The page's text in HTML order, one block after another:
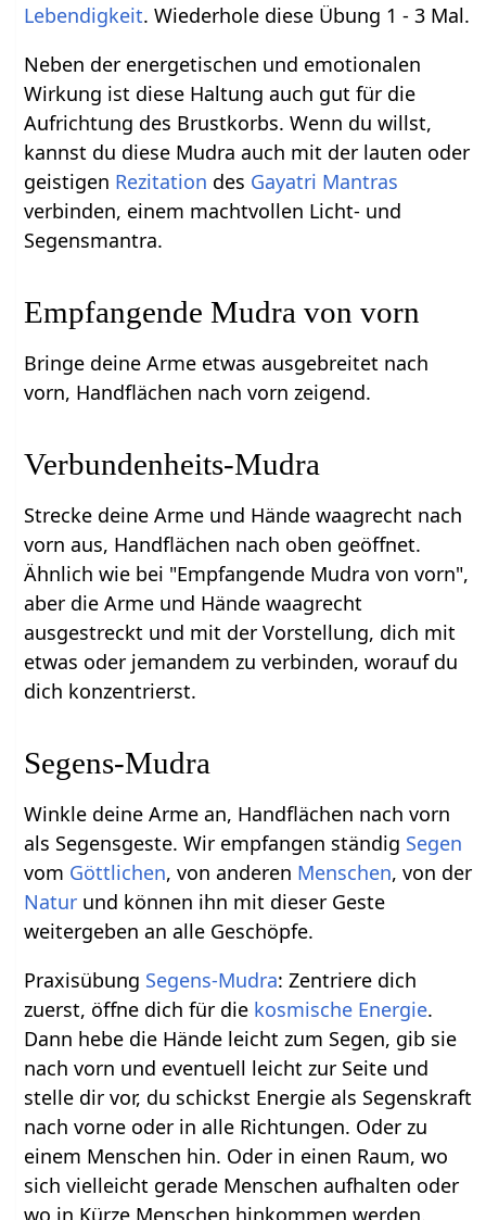
Lebendigkeit. Wiederhole diese Übung 1 - 3 Mal.
Neben der energetischen und emotionalen
Wirkung ist diese Haltung auch gut für die
Aufrichtung des Brustkorbs. Wenn du willst,
kannst du diese Mudra auch mit der lauten oder
geistigen Rezitation des Gayatri Mantras
verbinden, einem machtvollen Licht- und
Segensmantra.
Empfangende Mudra von vorn
Bringe deine Arme etwas ausgebreitet nach
vorn, Handflächen nach vorn zeigend.
Verbundenheits-Mudra
Strecke deine Arme und Hände waagrecht nach
vorn aus, Handflächen nach oben geöffnet.
Ähnlich wie bei "Empfangende Mudra von vorn",
aber die Arme und Hände waagrecht
ausgestreckt und mit der Vorstellung, dich mit
etwas oder jemandem zu verbinden, worauf du
dich konzentrierst.
Segens-Mudra
Winkle deine Arme an, Handflächen nach vorn
als Segensgeste. Wir empfangen ständig Segen
vom Göttlichen, von anderen Menschen, von der
Natur und können ihn mit dieser Geste
weitergeben an alle Geschöpfe.
Praxisübung Segens-Mudra: Zentriere dich
zuerst, öffne dich für die kosmische Energie.
Dann hebe die Hände leicht zum Segen, gib sie
nach vorn und eventuell leicht zur Seite und
stelle dir vor, du schickst Energie als Segenskraft
nach vorne oder in alle Richtungen. Oder zu
einem Menschen hin. Oder in einen Raum, wo
sich vielleicht gerade Menschen aufhalten oder
wo in Kürze Menschen hinkommen werden.